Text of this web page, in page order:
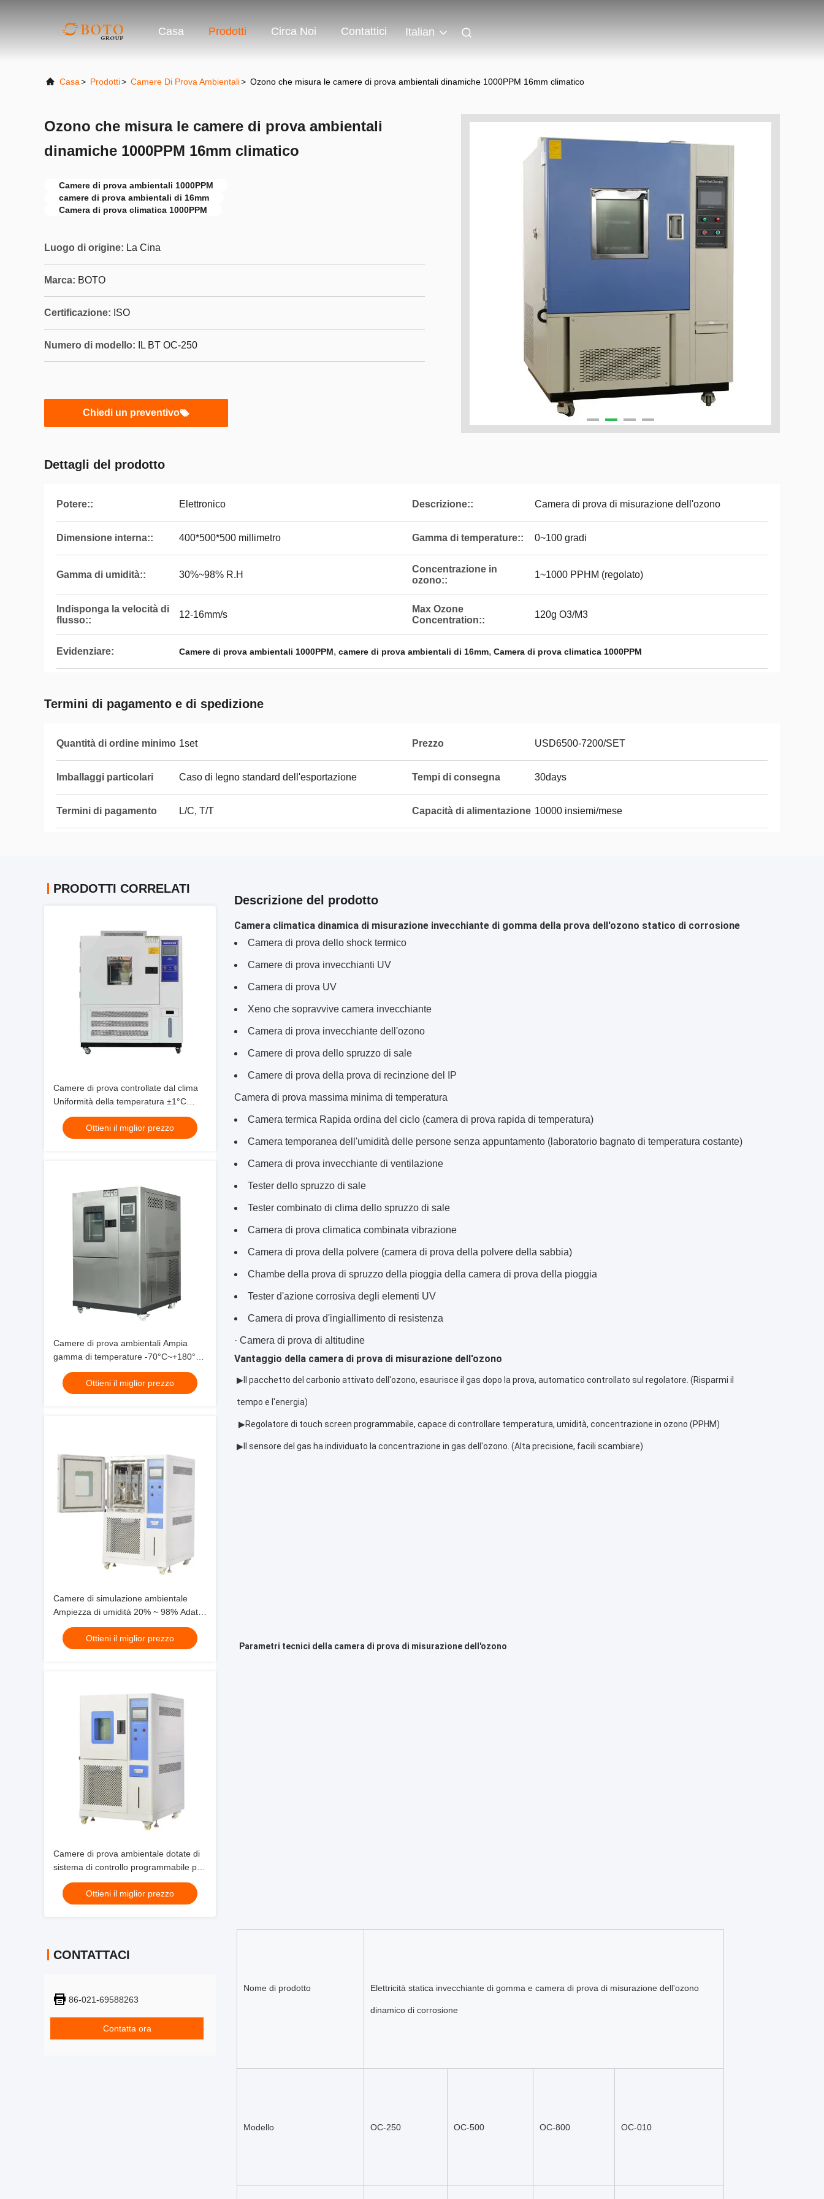
Casa Prodotti Circa Noi Contattici Italian
Casa> Prodotti> Camere Di Prova Ambientali> Ozono che misura le camere di prova ambientali dinamiche 1000PPM 16mm climatico
Ozono che misura le camere di prova ambientali
dinamiche 1000PPM 16mm climatico
Camere di prova ambientali 1000PPM
camere di prova ambientali di 16mm
Camera di prova climatica 1000PPM
Luogo di origine: La Cina
Marca: BOTO
Certificazione: ISO
Numero di modello: IL BT OC-250
Chiedi un preventivo
Dettagli del prodotto
Potere:: Elettronico Descrizione:: Camera di prova di misurazione dell'ozono
Dimensione interna:: 400*500*500 millimetro Gamma di temperature:: 0~100 gradi
Gamma di umidità:: 30%~98% R.H
Concentrazione in
ozono::
1~1000 PPHM (regolato)
Indisponga la velocità di
flusso::
12-16mm/s
Max Ozone
Concentration::
120g O3/M3
Evidenziare: Camere di prova ambientali 1000PPM, camere di prova ambientali di 16mm, Camera di prova climatica 1000PPM
Termini di pagamento e di spedizione
Quantità di ordine minimo 1set Prezzo USD6500-7200/SET
Imballaggi particolari Caso di legno standard dell'esportazione Tempi di consegna 30days
Termini di pagamento L/C, T/T Capacità di alimentazione 10000 insiemi/mese
PRODOTTI CORRELATI
Camere di prova controllate dal clima
Uniformità della temperatura ±1°C
Disponibile
Ottieni il miglior prezzo
Camere di prova ambientali Ampia
gamma di temperature -70°C~+180°C
Alta precisione per le prove di
affidabilitàOttieni il miglior prezzo
Camere di simulazione ambientale
Ampiezza di umidità 20% ~ 98% Adatta
a fini di prova e di ricerca
Ottieni il miglior prezzo
Camere di prova ambientale dotate di
sistema di controllo programmabile per
applicazioni di prova dei prodotti
Ottieni il miglior prezzo
CONTATTACI
86-021-69588263
Contatta ora
Descrizione del prodotto
Camera climatica dinamica di misurazione invecchiante di gomma della prova dell'ozono statico di corrosione
Camera di prova dello shock termico
Camere di prova invecchianti UV
Camera di prova UV
Xeno che sopravvive camera invecchiante
Camera di prova invecchiante dell'ozono
Camere di prova dello spruzzo di sale
Camere di prova della prova di recinzione del IP
Camera di prova massima minima di temperatura
Camera termica Rapida ordina del ciclo (camera di prova rapida di temperatura)
Camera temporanea dell'umidità delle persone senza appuntamento (laboratorio bagnato di temperatura costante)
Camera di prova invecchiante di ventilazione
Tester dello spruzzo di sale
Tester combinato di clima dello spruzzo di sale
Camera di prova climatica combinata vibrazione
Camera di prova della polvere (camera di prova della polvere della sabbia)
Chambe della prova di spruzzo della pioggia della camera di prova della pioggia
Tester d'azione corrosiva degli elementi UV
Camera di prova d'ingiallimento di resistenza
· Camera di prova di altitudine
Vantaggio della camera di prova di misurazione dell'ozono
▶ Il pacchetto del carbonio attivato dell'ozono, esaurisce il gas dopo la prova, automatico controllato sul regolatore. (Risparmi il
tempo e l'energia)
▶Regolatore di touch screen programmabile, capace di controllare temperatura, umidità, concentrazione in ozono (PPHM)
▶Il sensore del gas ha individuato la concentrazione in gas dell'ozono. (Alta precisione, facili scambiare)
Parametri tecnici della camera di prova di misurazione dell'ozono
Nome di prodotto Elettricità statica invecchiante di gomma e camera di prova di misurazione dell'ozono
dinamico di corrosione
Modello OC-250 OC-500 OC-800 OC-010